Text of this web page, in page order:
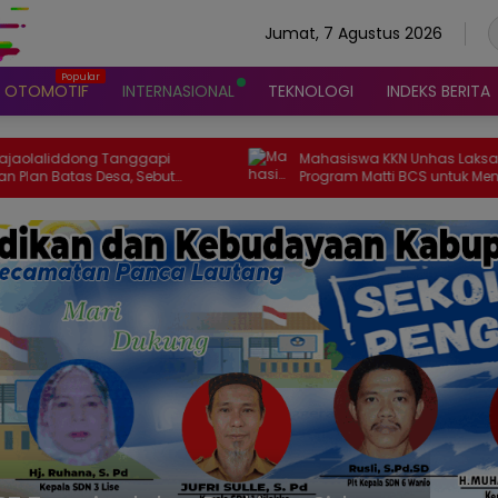
Jumat, 7 Agustus 2026
OTOMOTIF INTERNASIONAL TEKNOLOGI INDEKS BERITA
Mahasiswa KKN Unhas Laksanakan
Program Matti BCS untuk Menilai Kondisi
Tubuh dan Estimasi Berat Badan Sapi di